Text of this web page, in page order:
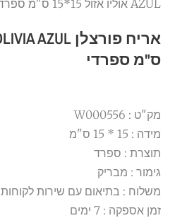
AZUL אוליו אזול 15*15 ס"מ ספרדי
ס"מ ספרדי
מק"ט : W000556
מידה : 15 * 15 ס"מ
תוצרת : ספרד
גימור : מבריק
משלוח : בתיאום עם שירות לקוחות
זמן אספקה : 7 ימים